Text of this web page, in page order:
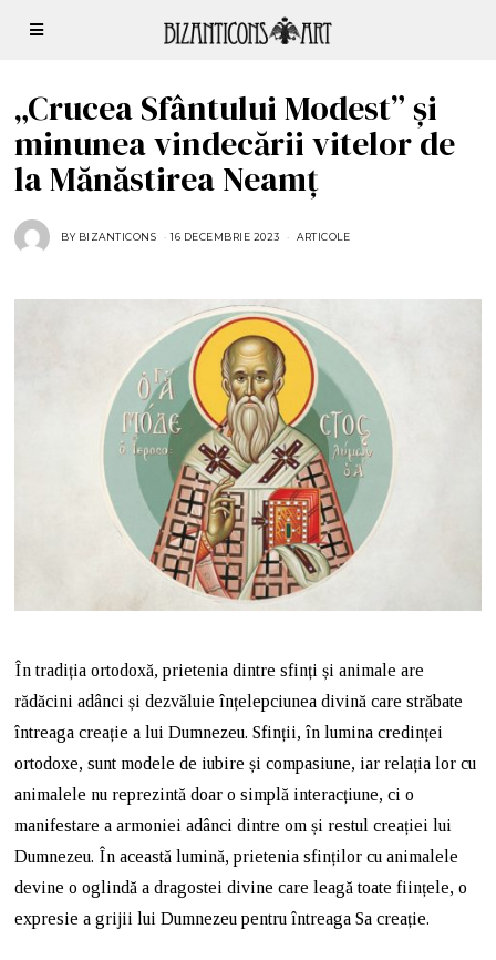
„Crucea Sfântului Modest” și
minunea vindecării vitelor de
la Mănăstirea Neamț
BY BIZANTICONS 16 DECEMBRIE 2023
E
M
B
R
I
E
2
0
2
3
ARTICOLE
În tradiția ortodoxă, prietenia dintre sfinți și animale are
rădăcini adânci și dezvăluie înțelepciunea divină care străbate
întreaga creație a lui Dumnezeu. Sfinții, în lumina credinței
ortodoxe, sunt modele de iubire și compasiune, iar relația lor cu
animalele nu reprezintă doar o simplă interacțiune, ci o
manifestare a armoniei adânci dintre om și restul creației lui
Dumnezeu. În această lumină, prietenia sfinților cu animalele
devine o oglindă a dragostei divine care leagă toate ființele, o
expresie a grijii lui Dumnezeu pentru întreaga Sa creație.